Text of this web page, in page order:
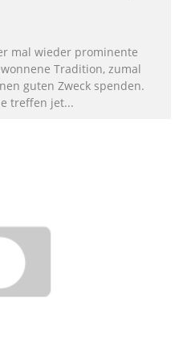
mal wieder prominente
Tradition, zumal
guten Zweck spenden.
treffen jet...